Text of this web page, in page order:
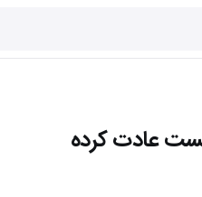
عادت کرده‌